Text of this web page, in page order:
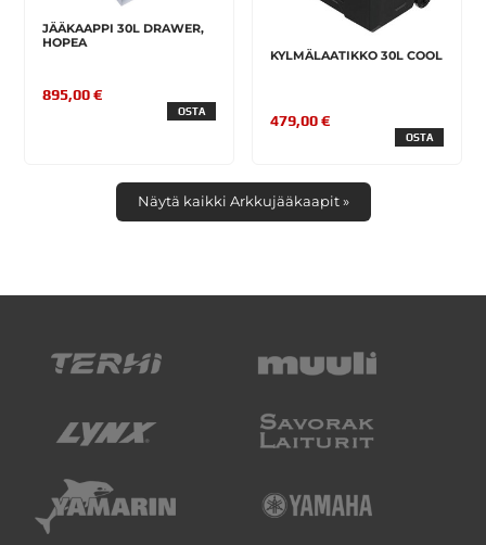
JÄÄKAAPPI 30L DRAWER,
HOPEA
895,00 €
OSTA
KYLMÄLAATIKKO 30L COOL
479,00 €
OSTA
Näytä kaikki Arkkujääkaapit »